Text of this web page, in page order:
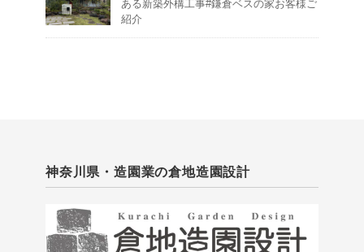
ある新築外構工事#鎌倉ベスの家お客様ご
紹介
神奈川県・造園業の倉地造園設計